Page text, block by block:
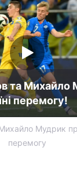
та Михайло
перемогу!
Мудрик
перемогу